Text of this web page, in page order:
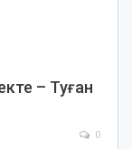
– Туған
0